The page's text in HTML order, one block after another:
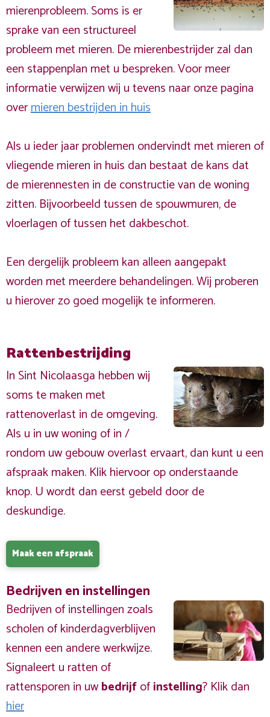
mierenprobleem. Soms is er
sprake van een structureel
probleem met mieren. De mierenbestrijder zal dan
een stappenplan met u bespreken. Voor meer
informatie verwijzen wij u tevens naar onze pagina
overmieren bestrijden in huis
Als u ieder jaar problemen ondervindt met mieren of
vliegende mieren in huis dan bestaat de kans dat
de mierennesten in de constructie van de woning
zitten. Bijvoorbeeld tussen de spouwmuren, de
vloerlagen of tussen het dakbeschot.
Een dergelijk probleem kan alleen aangepakt
worden met meerdere behandelingen. Wij proberen
u hierover zo goed mogelijk te informeren.
Rattenbestrijding
In Sint Nicolaasga hebben wij
soms te maken met
rattenoverlast in de omgeving.
Als u in uw woning of in /
rondom uw gebouw overlast ervaart, dan kunt u een
afspraak maken. Klik hiervoor op onderstaande
knop. U wordt dan eerst gebeld door de
deskundige.
Maak een afspraak
Bedrijven en instellingen
Bedrijven of instellingen zoals
scholen of kinderdagverblijven
kennen een andere werkwijze.
Signaleert u ratten of
rattensporen in uwbedrijfofinstelling? Klik dan
hier